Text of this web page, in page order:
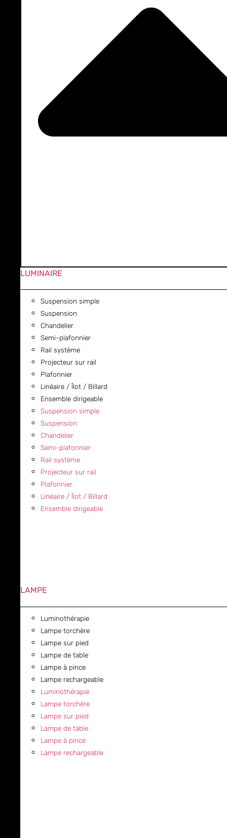
LUMINAIRE
Suspension simple
Suspension
Chandelier
Semi-plafonnier
Rail système
Projecteur sur rail
Plafonnier
Linéaire / Îlot / Billard
Ensemble dirigeable
Suspension simple
Suspension
Chandelier
Semi-plafonnier
Rail système
Projecteur sur rail
Plafonnier
Linéaire / Îlot / Billard
Ensemble dirigeable
LAMPE
Luminothérapie
Lampe torchère
Lampe sur pied
Lampe de table
Lampe à pince
Lampe rechargeable
Luminothérapie
Lampe torchère
Lampe sur pied
Lampe de table
Lampe à pince
Lampe rechargeable